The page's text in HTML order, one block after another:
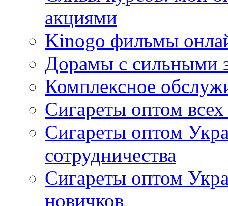
акциями
Kinogo фильмы
Дорамы с сильными
Комплексное
Сигареты оптом
Сигареты оптом
сотрудничества
Сигареты оптом
новичков